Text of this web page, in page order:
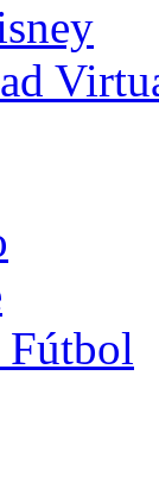
Fútbol